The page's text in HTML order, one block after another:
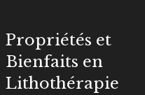
Propriétés et
Bienfaits en
Lithothérapie